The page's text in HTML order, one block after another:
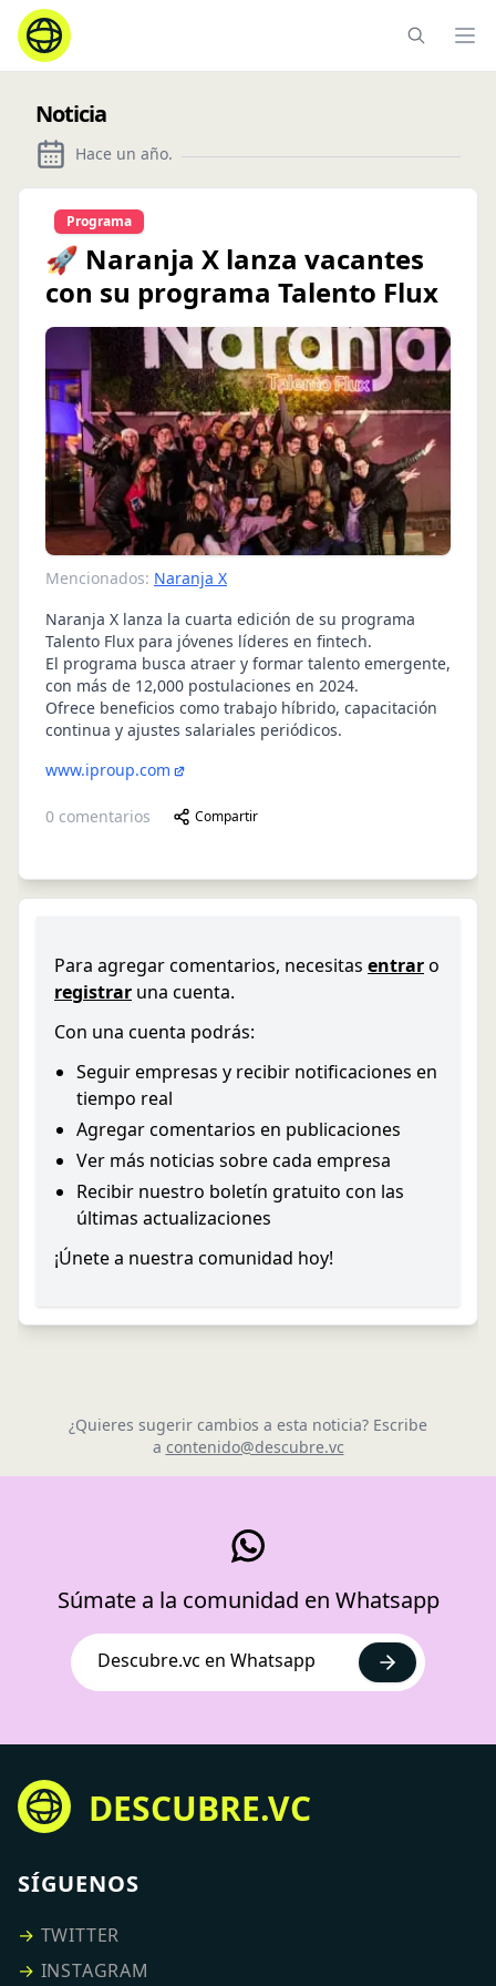
Noticia
Hace un año.
Programa
🚀 Naranja X lanza vacantes
con su programa Talento Flux
Mencionados: Naranja X
Naranja X lanza la cuarta edición de su programa
Talento Flux para jóvenes líderes en fintech.
El programa busca atraer y formar talento emergente,
con más de 12,000 postulaciones en 2024.
Ofrece beneficios como trabajo híbrido, capacitación
continua y ajustes salariales periódicos.
www.iproup.com
0 comentarios Compartir
Para agregar comentarios, necesitas entraro
registrar una cuenta.
Con una cuenta podrás:
Seguir empresas y recibir notificaciones en
tiempo real
Agregar comentarios en publicaciones
Ver más noticias sobre cada empresa
Recibir nuestro boletín gratuito con las
últimas actualizaciones
¡Únete a nuestra comunidad hoy!
¿Quieres sugerir cambios a esta noticia? Escribe
a contenido@descubre.vc
Súmate a la comunidad en Whatsapp
Descubre.vc en Whatsapp
DESCUBRE.VC
SÍGUENOS
→ TWITTER
→ INSTAGRAM